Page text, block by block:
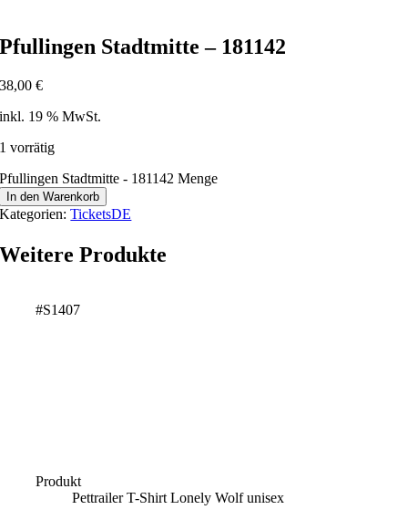
Pfullingen Stadtmitte – 181142
38,00€
inkl. 19 % MwSt.
1 vorrätig
Pfullingen Stadtmitte - 181142 Menge
In den Warenkorb
Kategorien:TicketsDE
Weitere Produkte
#S1407
Produkt
Pettrailer T-Shirt Lonely Wolf unisex